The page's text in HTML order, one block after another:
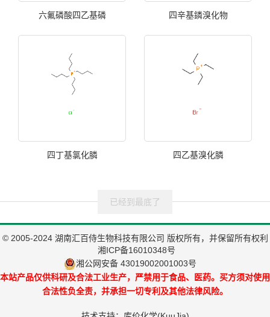
六氟磷酸四乙基磷 四辛基鏻溴化物
四丁基氯化膦 四乙基溴化膦
已经到最底了
© 2005-2024 湖南汇百侍生物科技有限公司 版权所有，并保留所有权利
湘ICP备16010348号
湘公网安备 43019002001003号
本站产品仅供科研及合法工业生产，严禁用于食品、医药。买方须对使用
合法性负全责，并承担一切专利及其他法律风险。